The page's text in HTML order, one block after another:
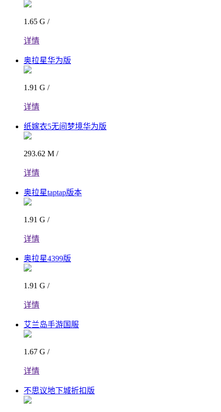
1.65 G /
详情
奥拉星华为版
1.91 G /
详情
纸嫁衣5无间梦境华为版
293.62 M /
详情
奥拉星taptap版本
1.91 G /
详情
奥拉星4399版
1.91 G /
详情
艾兰岛手游国服
1.67 G /
详情
不思议地下城折扣版